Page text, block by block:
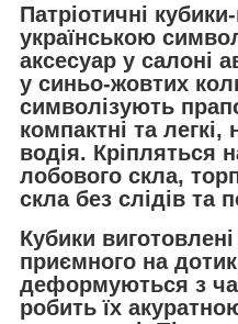
Патріотичні
українською
аксесуар у салоні
у синьо-жовтих
символізують
компактні та
водія. Кріпляться
лобового скла,
скла без слідів та
Кубики
приємного на
деформуються з
робить їх